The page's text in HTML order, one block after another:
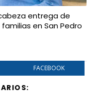
entrega de
en San Pedro
FACEBOOK